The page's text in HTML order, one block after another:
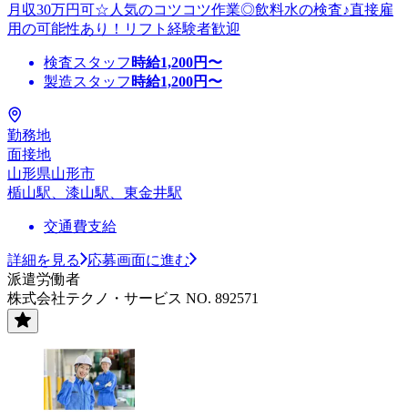
月収30万円可☆人気のコツコツ作業◎飲料水の検査♪直接雇
用の可能性あり！リフト経験者歓迎
検査スタッフ 時給1,200円〜
製造スタッフ 時給1,200円〜
勤務地
面接地
山形県山形市
楯山駅、漆山駅、東金井駅
交通費支給
詳細を見る
応募画面に進む
派遣労働者
株式会社テクノ・サービス NO. 892571